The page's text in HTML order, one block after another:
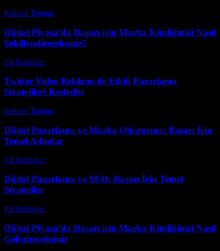
Reklam Tanıtım
Dijital Piyasa’da Başarı için Marka Kimliğinizi Nasıl
Şekillendireceksiniz?
PR Publisher-
Twitter Video Reklamı ile Etkili Pazarlama
Stratejileri Keşfedin
Reklam Tanıtım
Dijital Pazarlama ve Marka Oluşturma: Başarı İçin
Temel Adımlar
PR Publisher-
Dijital Pazarlama ve SEO: Başarı İçin Temel
Stratejiler
PR Publisher-
Dijital Piyasa’da Başarı için Marka Kimliğinizi Nasıl
Geliştireceksiniz